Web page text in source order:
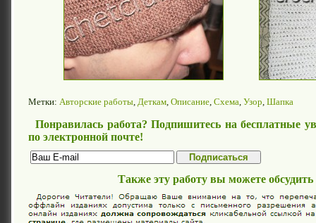
Метки: Авторские работы, Деткам, Описание, Схема, Узор, Шапка
Понравилась работа? Подпишитесь на бесплатные
по электронной почте!
Также эту работу вы можете